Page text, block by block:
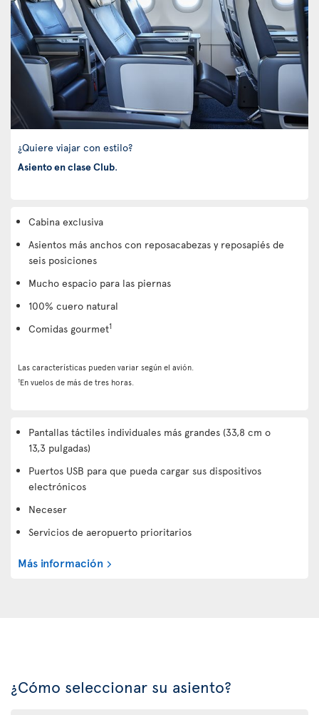
¿Quiere viajar con estilo?
Asiento en clase Club.
Cabina exclusiva
Asientos más anchos con reposacabezas y reposapiés de
seis posiciones
Mucho espacio para las piernas
100% cuero natural
Comidas gourmet1
Las características pueden variar según el avión.
1En vuelos de más de tres horas.
Pantallas táctiles individuales más grandes (33,8 cm o
13,3 pulgadas)
Puertos USB para que pueda cargar sus dispositivos
electrónicos
Neceser
Servicios de aeropuerto prioritarios
Más información
¿Cómo seleccionar su asiento?